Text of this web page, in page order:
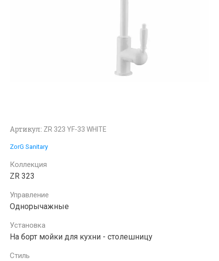
Артикул: ZR 323 YF-33 WHITE
ZorG Sanitary
Коллекция
ZR 323
Управление
Однорычажные
Установка
На борт мойки для кухни - столешницу
Стиль